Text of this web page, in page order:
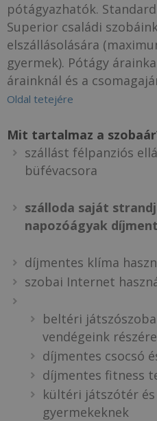
pótágyazhatók.
Superior családi
elszállásolására
gyermek). Pótágy
árainknál és a
Oldal tetejére
Mit tartalmaz a
szállást félpanziós
büfévacsora
szálloda saját
napozóágyak
díjmentes klíma
szobai Internet
beltéri
vendégeink részére
díjmentes csocsó
díjmentes fitness
kültéri játszótér és
gyermekeknek